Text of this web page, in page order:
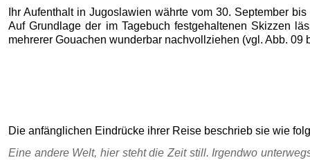
Ihr Aufenthalt in Jugoslawien währte vom 30. September
Auf Grundlage der im Tagebuch festgehaltenen Skizzen
mehrerer Gouachen wunderbar nachvollziehen (vgl. Abb. 09
Die anfänglichen Eindrücke ihrer Reise beschrieb sie wie
Eine andere Welt, hier steht die Zeit still. Irgendwo